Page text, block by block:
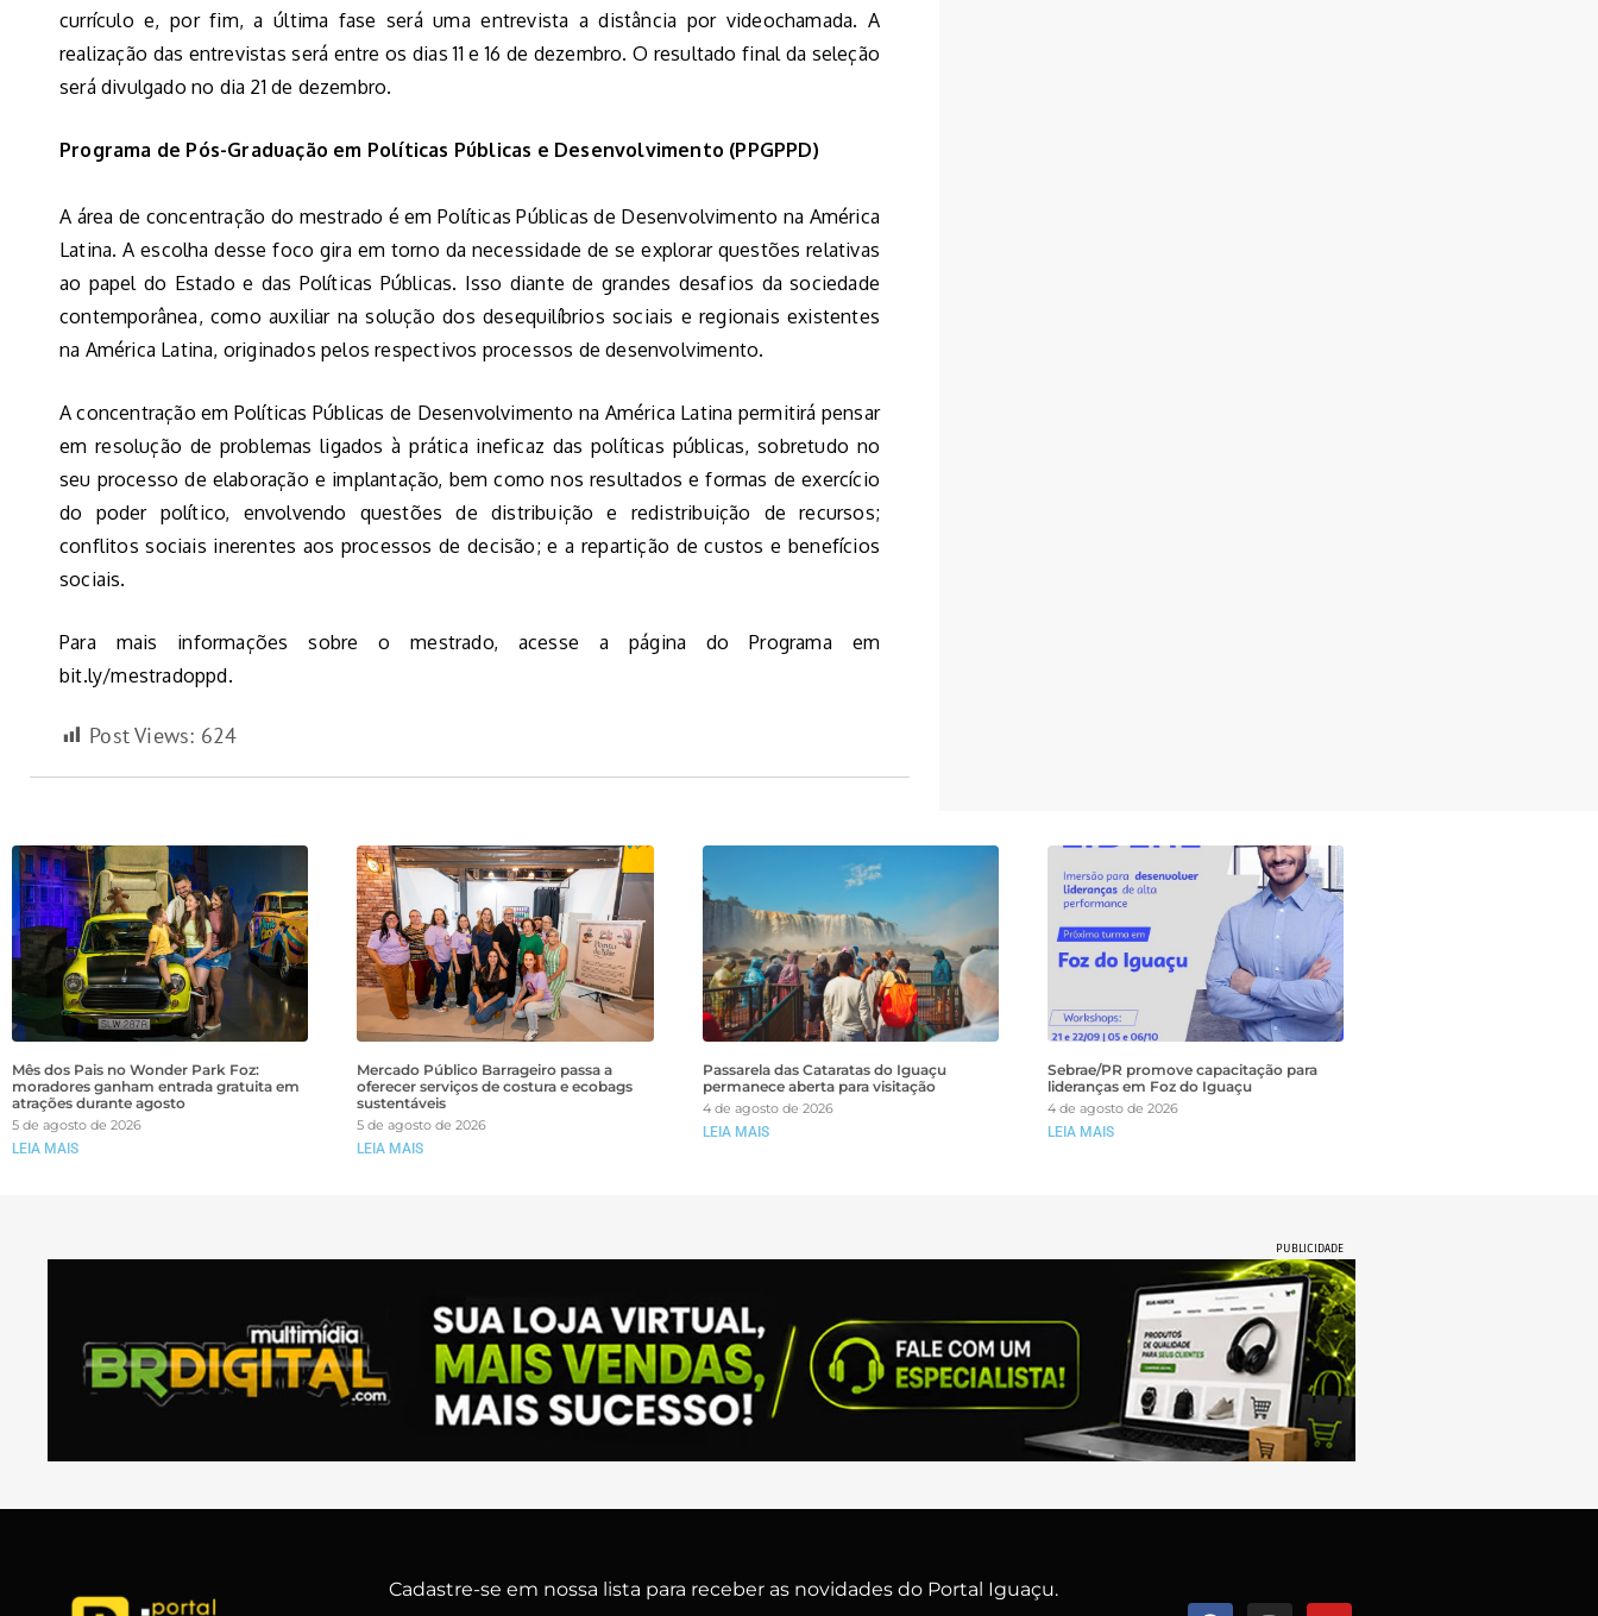
currículo e, por fim, a última fase será uma entrevista a distância por videochamada. A
realização das entrevistas será entre os dias 11 e 16 de dezembro. O resultado final da seleção
será divulgado no dia 21 de dezembro.
Programa de Pós-Graduação em Políticas Públicas e Desenvolvimento (PPGPPD)
A área de concentração do mestrado é em Políticas Públicas de Desenvolvimento na América
Latina. A escolha desse foco gira em torno da necessidade de se explorar questões relativas
ao papel do Estado e das Políticas Públicas. Isso diante de grandes desafios da sociedade
contemporânea, como auxiliar na solução dos desequilíbrios sociais e regionais existentes
na América Latina, originados pelos respectivos processos de desenvolvimento.
A concentração em Políticas Públicas de Desenvolvimento na América Latina permitirá pensar
em resolução de problemas ligados à prática ineficaz das políticas públicas, sobretudo no
seu processo de elaboração e implantação, bem como nos resultados e formas de exercício
do poder político, envolvendo questões de distribuição e redistribuição de recursos;
conflitos sociais inerentes aos processos de decisão; e a repartição de custos e benefícios
sociais.
Para mais informações sobre o mestrado, acesse a página do Programa em
bit.ly/mestradoppd.
Post Views: 624
Mês dos Pais no Wonder Park Foz:
moradores ganham entrada gratuita em
atrações durante agosto
5 de agosto de 2026
LEIA MAIS
Mercado Público Barrageiro passa a
oferecer serviços de costura e ecobags
sustentáveis
5 de agosto de 2026
LEIA MAIS
Passarela das Cataratas do Iguaçu
permanece aberta para visitação
4 de agosto de 2026
LEIA MAIS
Sebrae/PR promove capacitação para
lideranças em Foz do Iguaçu
4 de agosto de 2026
LEIA MAIS
PUBLICIDADE
Cadastre-se em nossa lista para receber as novidades do Portal Iguaçu.